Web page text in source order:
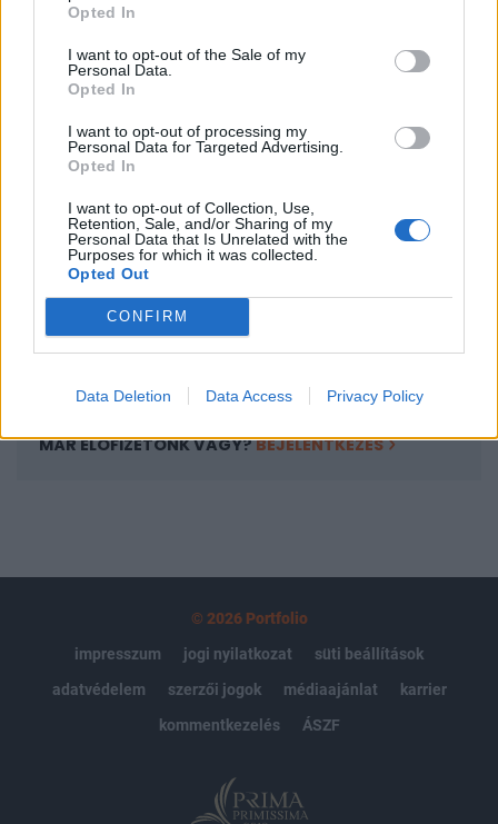
Opted In
I want to opt-out of the Sale of my
Personal Data.
Opted In
I want to opt-out of processing my
Personal Data for Targeted Advertising.
Opted In
I want to opt-out of Collection, Use,
Retention, Sale, and/or Sharing of my
Personal Data that Is Unrelated with the
Purposes for which it was collected.
Opted Out
CONFIRM
Data Deletion Data Access Privacy Policy
még mindig kiugróan magas. Az egyensúlyi mutatók...
KEDVES OLVASÓNK!
A keresett cikk a portfolio.hu hírarchívumához
tartozik, melynek olvasása előfizetéses
Az előfizetés a következőket tartalmazza:
Portfolio.hu teljes cikkarchívum
Kötéslisták: BÉT elmúlt 2 év napon belüli
kötéslistái
MÁR ELŐFIZETŐNK VAGY?BEJELENTKEZÉS
© 2026 Portfolio
impresszum
jogi nyilatkozat
süti beállítások
adatvédelem
szerzői jogok médiaajánlat
karrier
kommentkezelés
ÁSZF